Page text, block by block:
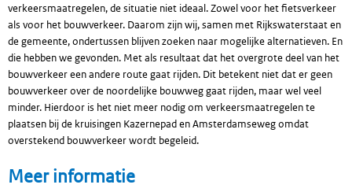
verkeersmaatregelen, de situatie niet ideaal. Zowel voor het fietsverkeer
als voor het bouwverkeer. Daarom zijn wij, samen met Rijkswaterstaat en
de gemeente, ondertussen blijven zoeken naar mogelijke alternatieven. En
die hebben we gevonden. Met als resultaat dat het overgrote deel van het
bouwverkeer een andere route gaat rijden. Dit betekent niet dat er geen
bouwverkeer over de noordelijke bouwweg gaat rijden, maar wel veel
minder. Hierdoor is het niet meer nodig om verkeersmaatregelen te
plaatsen bij de kruisingen Kazernepad en Amsterdamseweg omdat
overstekend bouwverkeer wordt begeleid.
Meer informatie